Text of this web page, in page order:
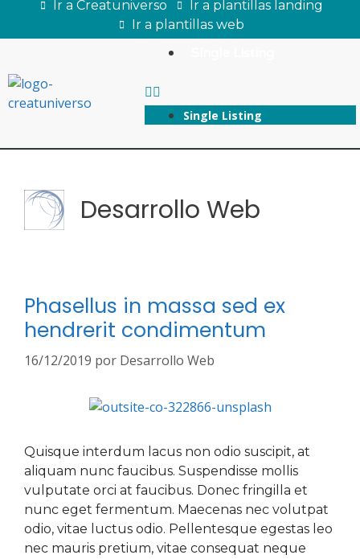
Ir a Creatuniverso
Ir a plantillas landing
Ir a plantillas web
Single Listing
Desarrollo Web
Phasellus in massa sed ex
hendrerit condimentum
16/12/2019 por Desarrollo Web
Quisque interdum lacus non odio suscipit, at
aliquam nunc faucibus. Suspendisse mollis
vulputate orci at faucibus. Donec fringilla et
nunc eget fermentum. Maecenas nec volutpat
odio, vitae luctus odio. Pellentesque egestas leo
nec mauris pretium, vitae consequat neque